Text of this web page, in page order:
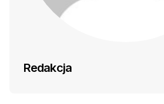
Redakcja